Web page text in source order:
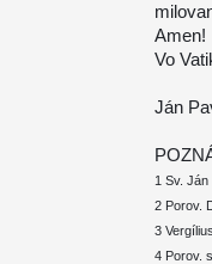
Amen!
Vo
Ján
1 Sv.
2 Porov.
3
4 Porov.